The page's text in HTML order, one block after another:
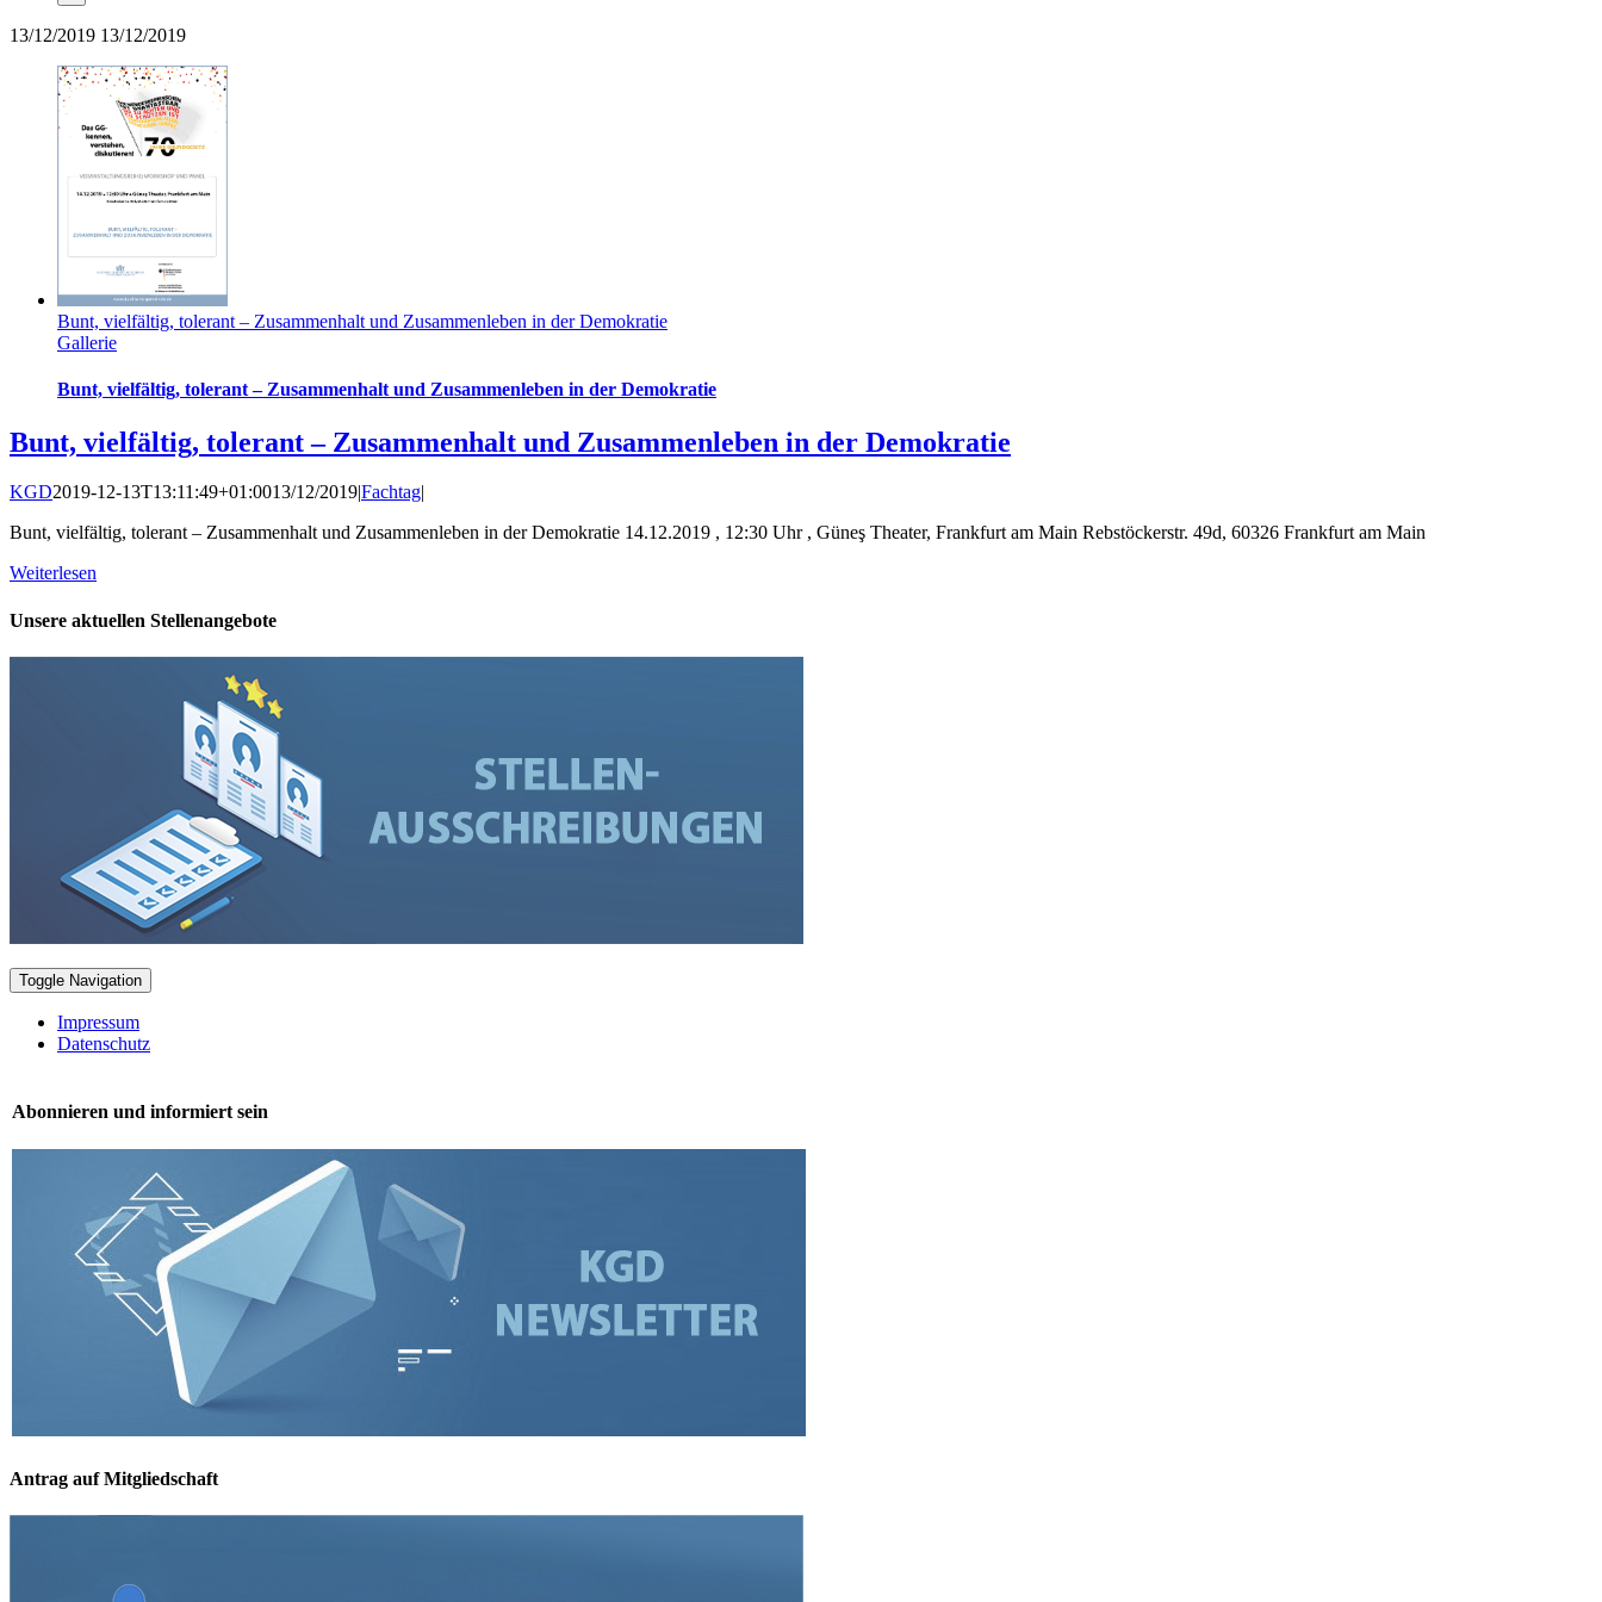
13/12/2019 13/12/2019
Bunt, vielfältig, tolerant – Zusammenhalt und Zusammenleben in der Demokratie
Gallerie
Bunt, vielfältig, tolerant – Zusammenhalt und Zusammenleben in der Demokratie
Bunt, vielfältig, tolerant – Zusammenhalt und Zusammenleben in der Demokratie
KGD2019-12-13T13:11:49+01:0013/12/2019|Fachtag|
Bunt, vielfältig, tolerant – Zusammenhalt und Zusammenleben in der Demokratie 14.12.2019 , 12:30 Uhr , Güneş Theater, Frankfurt am Main Rebstöckerstr. 49d, 60326 Frankfurt am Main
Weiterlesen
Unsere aktuellen Stellenangebote
Toggle Navigation
Impressum
Datenschutz
Abonnieren und informiert sein
Antrag auf Mitgliedschaft